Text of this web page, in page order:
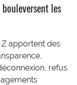
les
apportent des
refus